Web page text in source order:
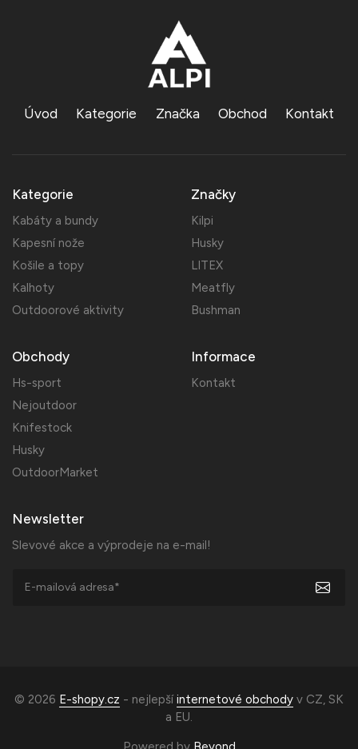
Úvod Kategorie Značka Obchod Kontakt
Kategorie
Kabáty a bundy
Kapesní nože
Košile a topy
Kalhoty
Outdoorové aktivity
Značky
Kilpi
Husky
LITEX
Meatfly
Bushman
Obchody
Hs-sport
Nejoutdoor
Knifestock
Husky
OutdoorMarket
Informace
Kontakt
Newsletter
Slevové akce a výprodeje na e-mail!
© 2026 E-shopy.cz - nejlepšíinternetové obchody v CZ, SK
a EU.